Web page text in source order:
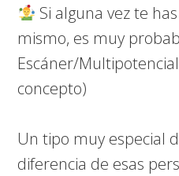
Si alguna vez te
mismo, es muy
Escáner/
concepto)
Un tipo muy especial
diferencia de esas